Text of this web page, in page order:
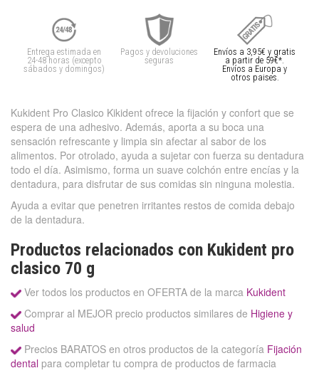
Entrega estimada en
24-48 horas (excepto
sábados y domingos)
Pagos y devoluciones
seguras
Envíos a 3,95€ y gratis
a partir de 59€*.
Envíos a Europa y
otros paises.
Kukident Pro Clasico Kikident ofrece la fijación y confort que se
espera de una adhesivo. Además, aporta a su boca una
sensación refrescante y limpia sin afectar al sabor de los
alimentos. Por otrolado, ayuda a sujetar con fuerza su dentadura
todo el día. Asimismo, forma un suave colchón entre encías y la
dentadura, para disfrutar de sus comidas sin ninguna molestia.
Ayuda a evitar que penetren irritantes restos de comida debajo
de la dentadura.
Productos relacionados con Kukident pro
clasico 70 g
Ver todos los productos en OFERTA de la marca Kukident
Comprar al MEJOR precio productos similares de Higiene y
salud
Precios BARATOS en otros productos de la categoría Fijación
dental para completar tu compra de productos de farmacia